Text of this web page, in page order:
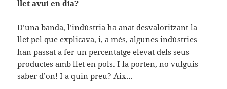
llet avui en dia?
D’una banda, l’indústria ha anat desvaloritzant la
llet pel que explicava, i, a més, algunes indústries
han passat a fer un percentatge elevat dels seus
productes amb llet en pols. I la porten, no vulguis
saber d’on! I a quin preu? Aix…